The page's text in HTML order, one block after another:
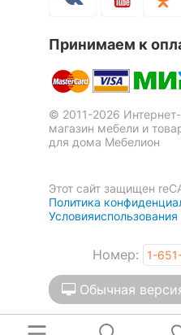
Принимаем к
© 2011-2026 Интернет-
магазин мебели и
для дома Мебелион
Этот сайт защищен
Политика
Условияиспользования
Номер: 1-
Обычная